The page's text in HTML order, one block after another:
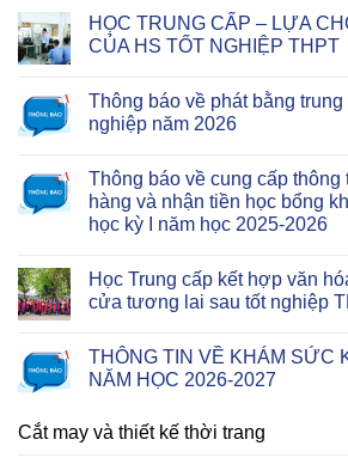
HỌC TRUNG CẤP – LỰA
CỦA HS TỐT NGHIỆP THPT
Thông báo về phát bằng
nghiệp năm 2026
Thông báo về cung cấp thông
hàng và nhận tiền học bổng
học kỳ I năm học 2025-2026
Học Trung cấp kết hợp văn
cửa tương lai sau tốt nghiệp
THÔNG TIN VỀ KHÁM SỨC
NĂM HỌC 2026-2027
Cắt may và thiết kế thời trang